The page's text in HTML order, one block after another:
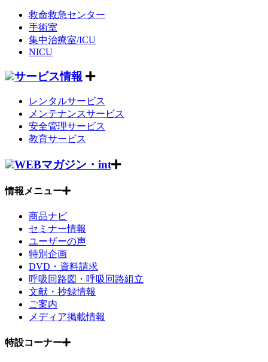
救命救急センター
手術室
集中治療室/ICU
NICU
サービス情報
レンタルサービス
メンテナンスサービス
安全管理サービス
教育サービス
WEBマガジン・int
情報メニュー
商品ナビ
セミナー情報
ユーザーの声
特別企画
DVD・資料請求
呼吸回路図・呼吸回路組立
文献・抄録情報
ご案内
メディア掲載情報
特設コーナー